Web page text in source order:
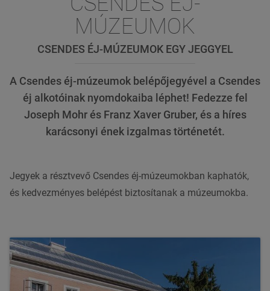
MÚZEUMOK
CSENDES ÉJ-MÚZEUMOK EGY JEGGYEL
A Csendes éj-múzeumok belépőjegyével a Csendes
éj alkotóinak nyomdokaiba léphet! Fedezze fel
Joseph Mohr és Franz Xaver Gruber, és a híres
karácsonyi ének izgalmas történetét.
Jegyek a résztvevő Csendes éj-múzeumokban kaphatók,
és kedvezményes belépést biztosítanak a múzeumokba.